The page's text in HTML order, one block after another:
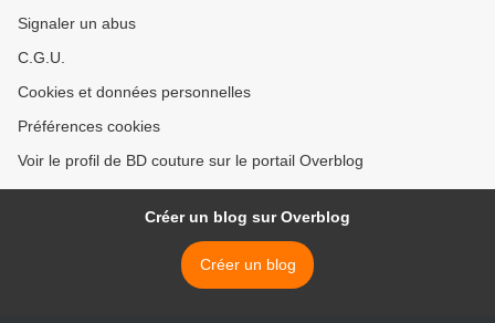
Signaler un abus
C.G.U.
Cookies et données personnelles
Préférences cookies
Voir le profil de BD couture sur le portail Overblog
Créer un blog sur Overblog
Créer un blog